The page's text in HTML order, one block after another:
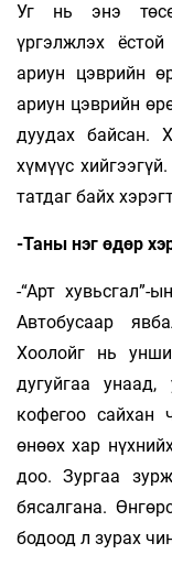
Уг нь энэ
үргэлжлэх
ариун цэврийн
ариун цэврийн
дуудах байсан.
хүмүүс
татдаг байх
-Таны нэг өдөр
-“Арт
Автобусаар
Хоолойг нь
дугуйгаа
кофегоо
өнөөх хар
доо. Зургаа
бясалгана.
бодоод л зурах